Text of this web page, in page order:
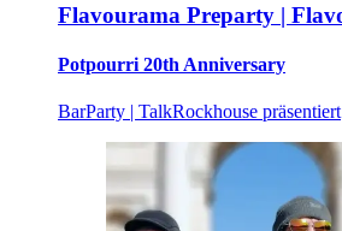
Flavourama Preparty |
Potpourri 20th Anniversary
BarParty | TalkRockhouse präsentiert